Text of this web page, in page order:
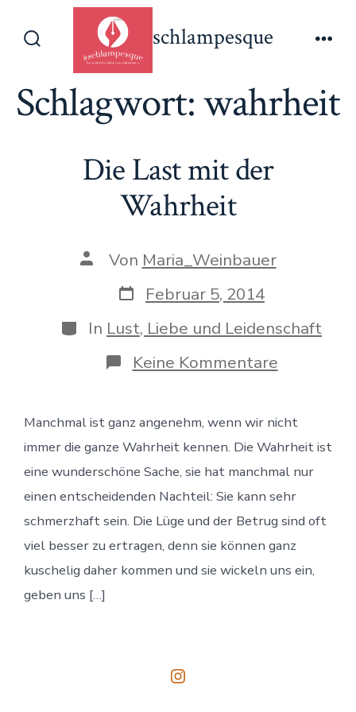
Inhalt
ein-/ausblenden
schlampesque
Schlagwort:wahrheit
Die Last mit der
Wahrheit
Beitragsautor
Von Maria_Weinbauer
Veröffentlichungsdatum
Februar 5, 2014
Kategorien
In Lust, Liebe und Leidenschaft
Keine Kommentarezu
Die
der
Wahrheit
Manchmal ist ganz angenehm, wenn wir nicht
immer die ganze Wahrheit kennen. Die Wahrheit ist
eine wunderschöne Sache, sie hat manchmal nur
einen entscheidenden Nachteil: Sie kann sehr
schmerzhaft sein. Die Lüge und der Betrug sind oft
viel besser zu ertragen, denn sie können ganz
kuschelig daher kommen und sie wickeln uns ein,
geben uns […]
Instagram